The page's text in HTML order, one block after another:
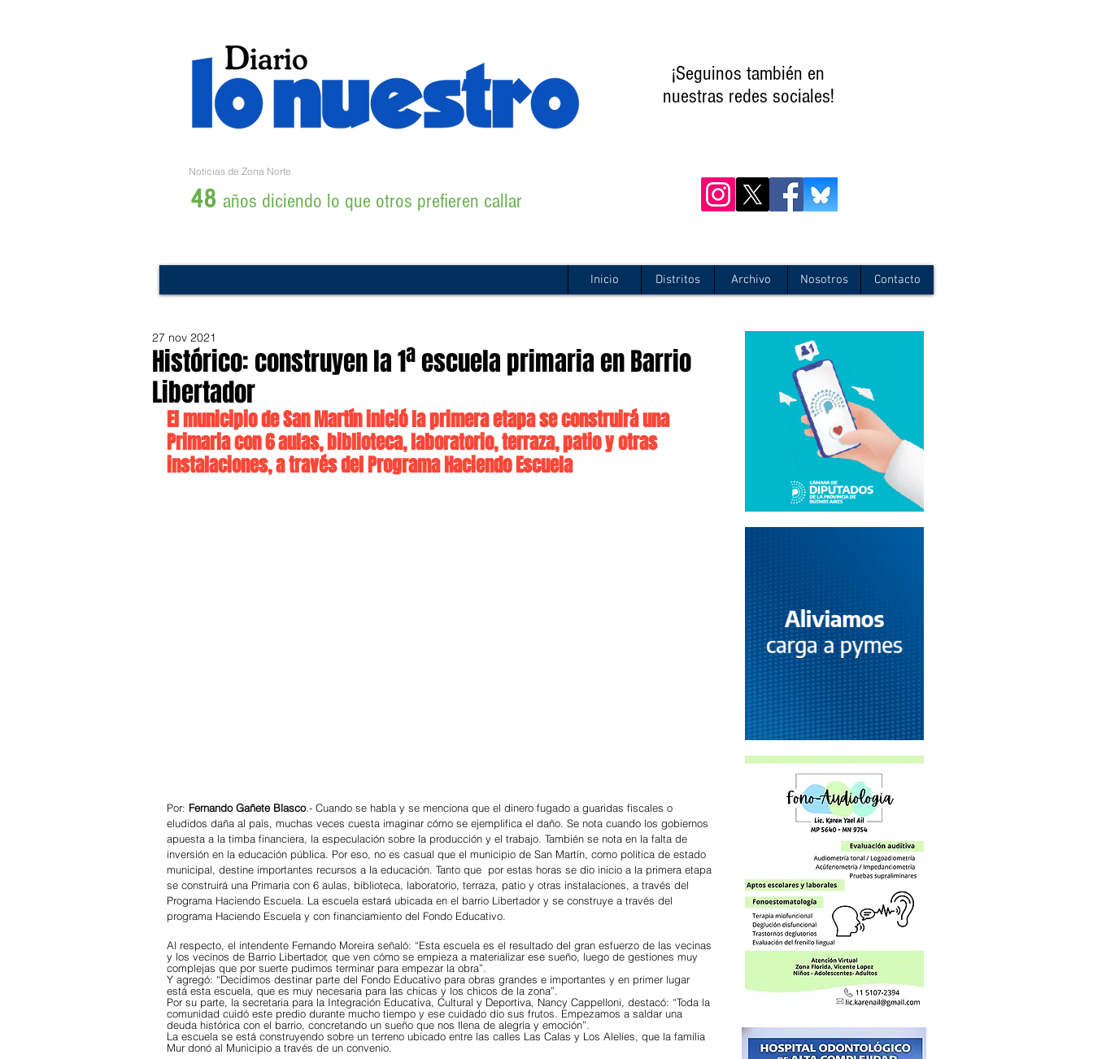
¡Seguinos también en
nuestras redes sociales!
Noticias de Zona Norte
48 años diciendo lo que otros prefieren callar
Inicio Distritos Archivo Nosotros Contacto
Histórico: construyen la 1ª escuela primaria en Barrio
Libertador
27 nov 2021
El municipio de San Martín inició la primera etapa se construirá una
Primaria con 6 aulas, biblioteca, laboratorio, terraza, patio y otras
instalaciones, a través del Programa Haciendo Escuela
Por: Fernando Gañete Blasco.- Cuando se habla y se menciona que el dinero fugado a guaridas fiscales o
eludidos daña al país, muchas veces cuesta imaginar cómo se ejemplifica el daño. Se nota cuando los gobiernos
apuesta a la timba financiera, la especulación sobre la producción y el trabajo. También se nota en la falta de
inversión en la educación pública. Por eso, no es casual que el municipio de San Martín, como política de estado
municipal, destine importantes recursos a la educación. Tanto que  por estas horas se dio inicio a la primera etapa
se construirá una Primaria con 6 aulas, biblioteca, laboratorio, terraza, patio y otras instalaciones, a través del
Programa Haciendo Escuela. La escuela estará ubicada en el barrio Libertador y se construye a través del
programa Haciendo Escuela y con financiamiento del Fondo Educativo.
Al respecto, el intendente Fernando Moreira señaló: “Esta escuela es el resultado del gran esfuerzo de las vecinas
y los vecinos de Barrio Libertador, que ven cómo se empieza a materializar ese sueño, luego de gestiones muy
complejas que por suerte pudimos terminar para empezar la obra”.
Y agregó: “Decidimos destinar parte del Fondo Educativo para obras grandes e importantes y en primer lugar
está esta escuela, que es muy necesaria para las chicas y los chicos de la zona”.
Por su parte, la secretaria para la Integración Educativa, Cultural y Deportiva, Nancy Cappelloni, destacó: “Toda la
comunidad cuidó este predio durante mucho tiempo y ese cuidado dio sus frutos. Empezamos a saldar una
deuda histórica con el barrio, concretando un sueño que nos llena de alegría y emoción”.
La escuela se está construyendo sobre un terreno ubicado entre las calles Las Calas y Los Alelíes, que la familia
Mur donó al Municipio a través de un convenio.